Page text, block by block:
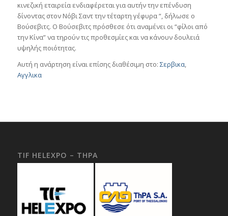
κινεζική εταιρεία ενδιαφέρεται για αυτήν την επένδυση
δίνοντας στον Νόβι Σαντ την τέταρτη γέφυρα “, δήλωσε ο
Βούσεβιτς. Ο Βούσεβιτς πρόσθεσε ότι αναμένει οι “φίλοι από
την Κίνα” να τηρούν τις προθεσμίες και να κάνουν δουλειά
υψηλής ποιότητας.
Αυτή η ανάρτηση είναι επίσης διαθέσιμη στο: Σερβικα
Αγγλικα
TIF HELEXPO – THPA